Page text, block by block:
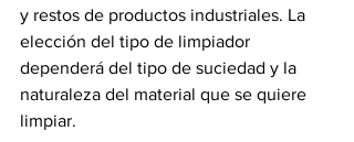
y restos de productos industriales. La
elección del tipo de limpiador
dependerá del tipo de suciedad y la
naturaleza del material que se quiere
limpiar.